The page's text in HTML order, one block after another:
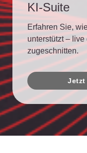
KI-Suite
Erfahren Sie,
unterstützt – live
zugeschnitten.
Jetzt